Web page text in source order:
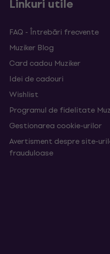
Linkuri utile
FAQ - Întrebări frecvente
Muziker Blog
Card cadou Muziker
Idei de cadouri
Wishlist
Programul de fidelitate
Gestionarea cookie-urilor
Avertisment despre site-
frauduloase